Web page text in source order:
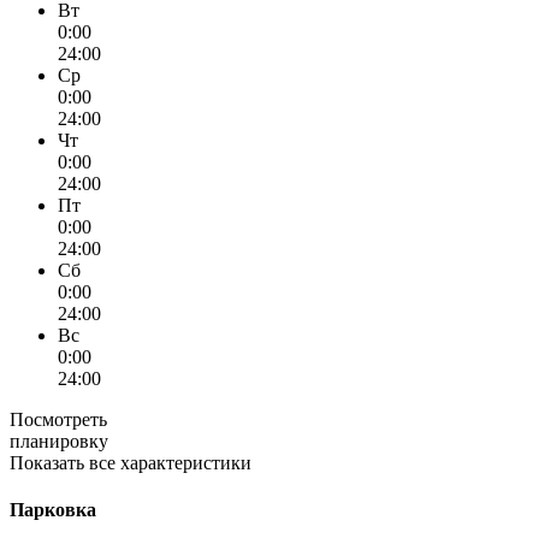
Вт
0:00
24:00
Ср
0:00
24:00
Чт
0:00
24:00
Пт
0:00
24:00
Сб
0:00
24:00
Вс
0:00
24:00
Посмотреть
планировку
Показать все характеристики
Парковка